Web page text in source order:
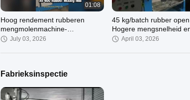
off koelmachine ISO2000
January 03, 2024
Minuten koelt
January 03, 2024
01:08
Hoog rendement rubberen
mengmolenmachine-
oplossingen
July 03, 2026
45 kg/batch rubber
Hogere mengsnelheid
kwaliteit.
April 03, 2026
Fabrieksinspectie